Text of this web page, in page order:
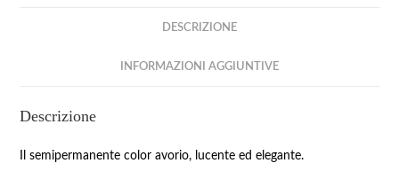
DESCRIZIONE
INFORMAZIONI AGGIUNTIVE
Descrizione
Il semipermanente color avorio, lucente ed elegante.